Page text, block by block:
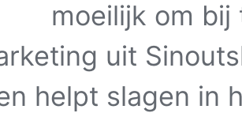
moeilijk om bij
uit
helpt slagen in